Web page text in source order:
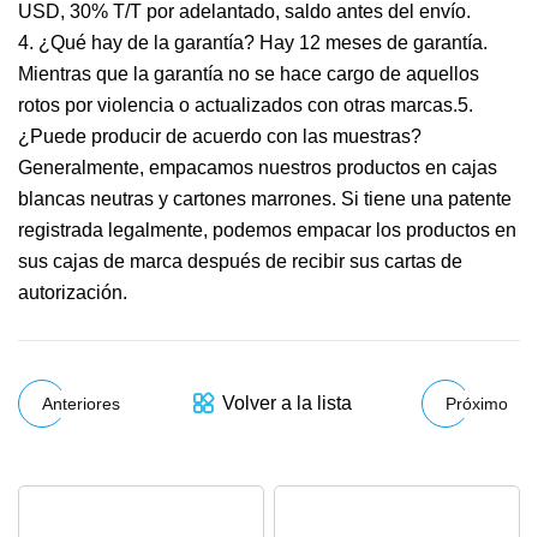
USD, 30% T/T por adelantado, saldo antes del envío.
4. ¿Qué hay de la garantía? Hay 12 meses de garantía.
Mientras que la garantía no se hace cargo de aquellos
rotos por violencia o actualizados con otras marcas.5.
¿Puede producir de acuerdo con las muestras?
Generalmente, empacamos nuestros productos en cajas
blancas neutras y cartones marrones. Si tiene una patente
registrada legalmente, podemos empacar los productos en
sus cajas de marca después de recibir sus cartas de
autorización.
Anteriores Volver a la lista Próximo